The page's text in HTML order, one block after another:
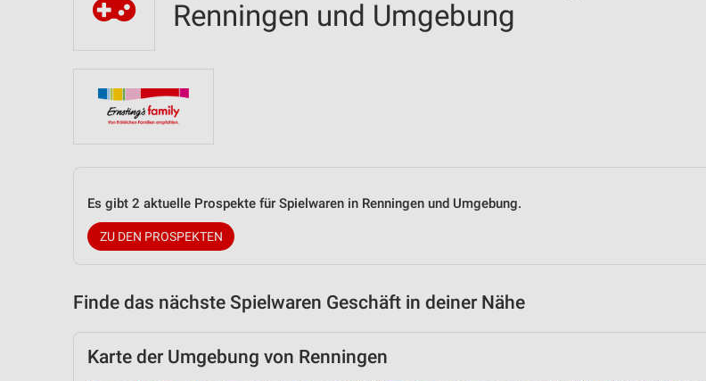
Renningen und Umgebung
Es gibt 2 aktuelle Prospekte für Spielwaren in Renningen und Umgebung.
ZU DEN PROSPEKTEN
Finde das nächste Spielwaren Geschäft in deiner Nähe
Karte der Umgebung von Renningen